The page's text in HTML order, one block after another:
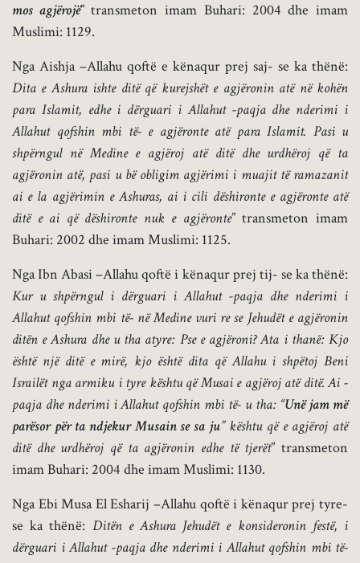
mos agjërojë” transmeton imam Buhari: 2004 dhe imam
Muslimi: 1129.
Nga Aishja –Allahu qoftë e kënaqur prej saj- se ka thënë:
Dita e Ashura ishte ditë që kurejshët e agjëronin atë në kohën
para Islamit, edhe i dërguari i Allahut -paqja dhe nderimi i
Allahut qofshin mbi të- e agjëronte atë para Islamit. Pasi u
shpërngul në Medine e agjëroj atë ditë dhe urdhëroj që ta
agjëronin atë, pasi u bë obligim agjërimi i muajit të ramazanit
ai e la agjërimin e Ashuras, ai i cili dëshironte e agjëronte atë
ditë e ai që dëshironte nuk e agjëronte” transmeton imam
Buhari: 2002 dhe imam Muslimi: 1125.
Nga Ibn Abasi –Allahu qoftë i kënaqur prej tij- se ka thënë:
Kur u shpërngul i dërguari i Allahut -paqja dhe nderimi i
Allahut qofshin mbi të- në Medine vuri re se Jehudët e agjëronin
ditën e Ashura dhe u tha atyre: Pse e agjëroni? Ata i thanë: Kjo
është një ditë e mirë, kjo është dita që Allahu i shpëtoj Beni
Israilët nga armiku i tyre kështu që Musai e agjëroj atë ditë. Ai -
paqja dhe nderimi i Allahut qofshin mbi të- u tha: “Unë jam më
parësor për ta ndjekur Musain se sa ju” kështu që e agjëroj atë
ditë dhe urdhëroj që ta agjëronin edhe të tjerët” transmeton
imam Buhari: 2004 dhe imam Muslimi: 1130.
Nga Ebi Musa El Esharij –Allahu qoftë i kënaqur prej tyre-
se ka thënë: Ditën e Ashura Jehudët e konsideronin festë, i
dërguari i Allahut -paqja dhe nderimi i Allahut qofshin mbi të-